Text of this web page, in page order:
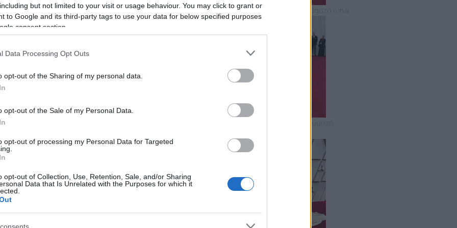
but not limited to your visit or usage behaviour. You may click to grant or
to Google and its third-party tags to use your data for below specified purposes
consent section.
Data Processing Opt Outs
opt-out of the Sharing of my personal data.
opt-out of the Sale of my Personal Data.
opt-out of processing my Personal Data for Targeted
opt-out of Collection, Use, Retention, Sale, and/or Sharing
Data that Is Unrelated with the Purposes for which it
mediterrán könnyedség és a kifinomult nőiesség
ikonikus stíluskódjaihoz nyúlt vissza, hogy olyan
a reggeli napsütéstől a nyári éjszakák
TOVÁBB
Szólj hozzá!
flitter
A 2018-as Oscar-gála lenyűgöző ruhái